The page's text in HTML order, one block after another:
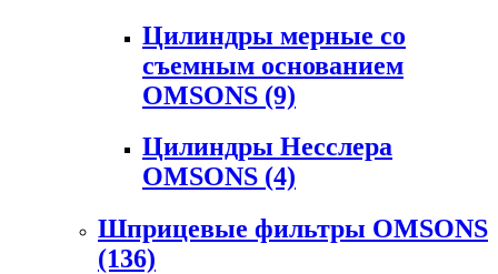
Цилиндры мерные со
съемным основанием
OMSONS (9)
Цилиндры Несслера
OMSONS (4)
Шприцевые фильтры OMSONS
(136)